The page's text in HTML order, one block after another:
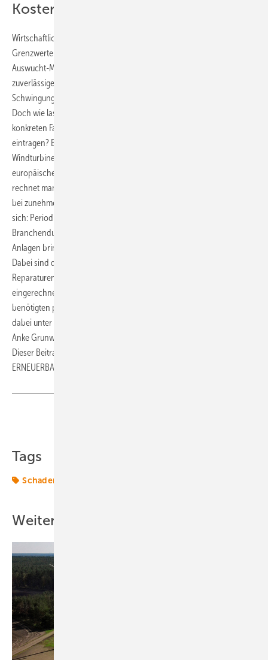
Kosten- und Nutzen-Bewertung
Wirtschaftlich sinnvoll ist es, nur an den Windturbinen mit über die
Grenzwerte hinausgehenden Unwuchten auch die komplette
Auswucht-Messkampagne durchzuführen. Hingegen gibt es auch
zuverlässige Verfahren zur Unwuchtprüfung mit nur einem
Schwingungsmesslauf.
Doch wie lassen sich Kosten und Nutzen des Rotorauswuchtens im
konkreten Fall bewerten und in die Windparkbilanzrechnung
eintragen? Betrachtet man als Fallstudie einen Park mit 100
Windturbinen der Zwei-Megawatt-Klasse und die auf der
europäischen Windmesse EWEA 2013 vorgestellte Unwuchtstatistik,
rechnet man mögliche Ertragsausfälle durch Blattwinkelfehlstellungen
bei zunehmender Unwucht gemäß dieser Statistik mit ein, so ergibt
sich: Periodisches Auswuchten im Falle der dem
Branchendurchschnitt entsprechenden 20-jährigen Laufzeit der
Anlagen bringt mindestens 17 Millionen Euro geldwerten Vorteil.
Dabei sind die Einnahmeverluste durch Turbinenstillstandszeiten für
Reparaturen der aus Unwuchten entstandenen Schäden noch nicht
eingerechnet. Die Kosten für die in 20 Jahren an allen 100 Anlagen
benötigten periodischen Auswuchtprüfungen und -messungen liegen
dabei unter einem Zwanzigstel dessen. (Dr. Christoph Heilmann,
Anke Grunwald, Michael Melsheimer, Berlinwind GmbH)
Dieser Beitrag erschien erstmals in der April-Ausgabe 2013 von
ERNEUERBARE ENERGIEN - Das Magazin.
Tags
Schaden
Weitere Inhalte